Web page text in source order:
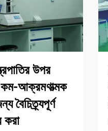
উপর
আক্রমণাত্মক
বৈচিত্র্যপূর্ণ
করা